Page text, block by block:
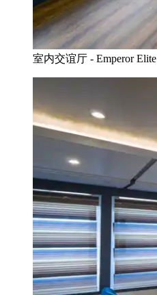
室内交谊厅 - Emperor Elite